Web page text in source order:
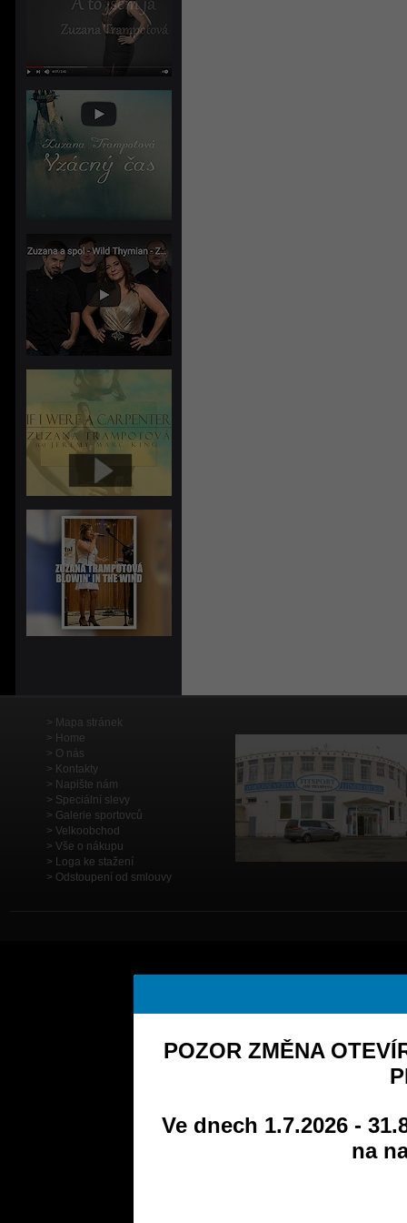
Mapa stránek
Home
O nás
Kontakty
Napište nám
Speciální slevy
Galerie sportovců
Velkoobchod
Vše o nákupu
Loga ke stažení
Odstoupení od smlouvy
POZOR ZMĚNA
Ve dnech 1.7.2026 -
na